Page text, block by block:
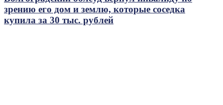
зрению его дом и землю, которые соседка
купила за 30 тыс. рублей